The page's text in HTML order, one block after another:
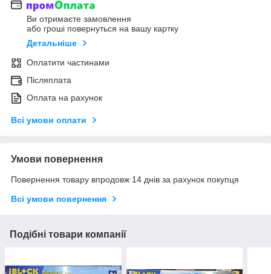
Ви отримаєте замовлення
або гроші повернуться на вашу картку
Детальніше
Оплатити частинами
Післяплата
Оплата на рахунок
Всі умови оплати
Умови повернення
Повернення товару впродовж 14 днів за рахунок покупця
Всі умови повернення
Подібні товари компанії